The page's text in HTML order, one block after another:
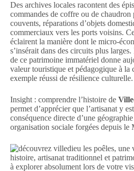
Des archives locales racontent des
commandes de coffre ou de chaudron
couvents, réparations d’objets
commerciaux vers les ports voisins.
éclairent la manière dont le micro-
s’insérait dans des circuits plus
de ce patrimoine immatériel donne
valeur touristique et pédagogique à la
exemple réussi de résilience culturelle.
Insight : comprendre l’histoire de
permet d’apprécier que l’artisanat y
conséquence directe d’une
organisation sociale forgées depuis le